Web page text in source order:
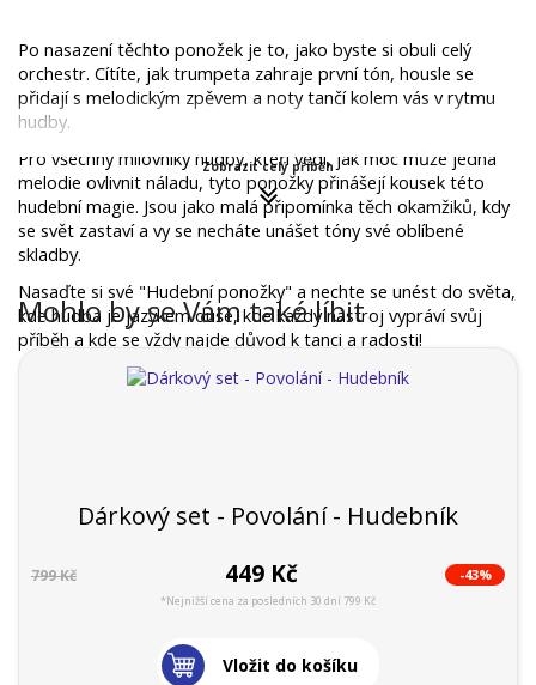
Po nasazení těchto ponožek je to, jako byste si obuli celý
orchestr. Cítíte, jak trumpeta zahraje první tón, housle se
přidají s melodickým zpěvem a noty tančí kolem vás v rytmu
hudby.
Pro všechny milovníky hudby, kteří vědí, jak moc může jedna
melodie ovlivnit náladu, tyto ponožky přinášejí kousek této
hudební magie. Jsou jako malá připomínka těch okamžiků, kdy
se svět zastaví a vy se necháte unášet tóny své oblíbené
skladby.
Nasaďte si své "Hudební ponožky" a nechte se unést do světa,
kde hudba je jazykem duše, kde každý nástroj vypráví svůj
příběh a kde se vždy najde důvod k tanci a radosti!
Zobrazit celý příběh
Mohlo by se Vám také líbit
Dárkový set - Povolání - Hudebník
799 Kč 449 Kč -43%
*Nejnižší cena za posledních 30 dní 799 Kč
Vložit do košíku